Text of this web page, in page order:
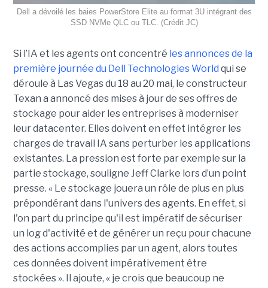
Dell a dévoilé les baies PowerStore Elite au format 3U intégrant des
SSD NVMe QLC ou TLC. (Crédit JC)
Si l’IA et les agents ont concentré les annonces de la
première journée du Dell Technologies World qui se
déroule à Las Vegas du 18 au 20 mai, le constructeur
Texan a annoncé des mises à jour de ses offres de
stockage pour aider les entreprises à moderniser
leur datacenter. Elles doivent en effet intégrer les
charges de travail IA sans perturber les applications
existantes. La pression est forte par exemple sur la
partie stockage, souligne Jeff Clarke lors d’un point
presse. « Le stockage jouera un rôle de plus en plus
prépondérant dans l'univers des agents. En effet, si
l'on part du principe qu'il est impératif de sécuriser
un log d'activité et de générer un reçu pour chacune
des actions accomplies par un agent, alors toutes
ces données doivent impérativement être
stockées ». Il ajoute, « je crois que beaucoup ne